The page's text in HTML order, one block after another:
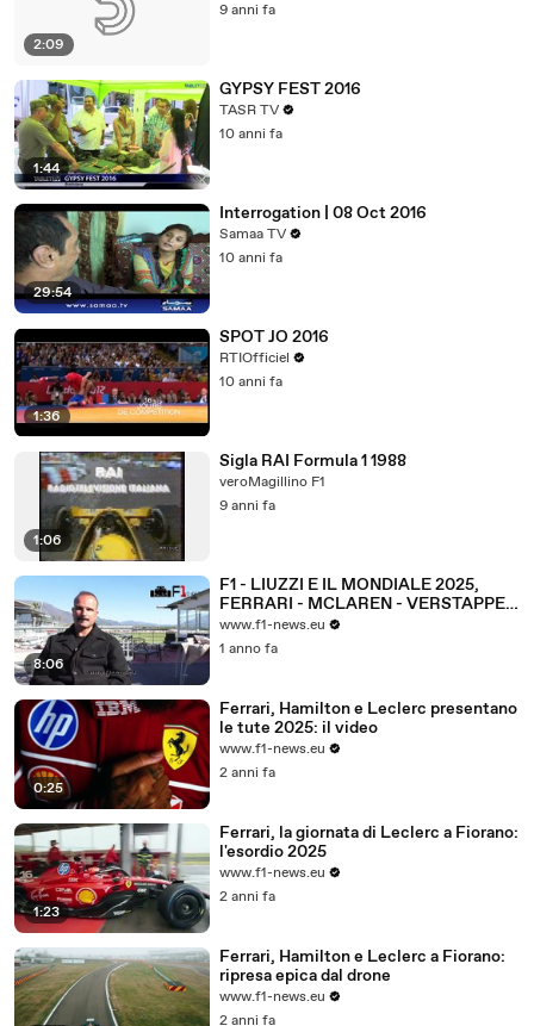
2:09
9 anni fa
1:44
GYPSY FEST 2016
TASR TV
10 anni fa
29:54
Interrogation | 08 Oct 2016
Samaa TV
10 anni fa
1:36
SPOT JO 2016
RTIOfficiel
10 anni fa
1:06
Sigla RAI Formula 1 1988
veroMagillino F1
9 anni fa
8:06
F1 - LIUZZI E IL MONDIALE 2025,
FERRARI - MCLAREN - VERSTAPPEN
- HAMILTON - LECLERC
www.f1-news.eu
1 anno fa
0:25
Ferrari, Hamilton e Leclerc presentano
le tute 2025: il video
www.f1-news.eu
2 anni fa
1:23
Ferrari, la giornata di Leclerc a Fiorano:
l'esordio 2025
www.f1-news.eu
2 anni fa
Ferrari, Hamilton e Leclerc a Fiorano:
ripresa epica dal drone
www.f1-news.eu
2 anni fa